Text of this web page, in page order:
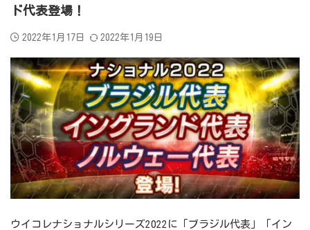
ド代表登場！
2022年1月17日 2022年1月19日
ウイコレナショナルシリーズ2022に「ブラジル代表」「イン